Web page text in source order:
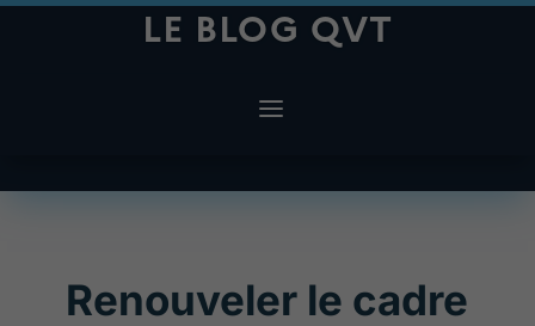
LE BLOG QVT
Renouveler le cadre